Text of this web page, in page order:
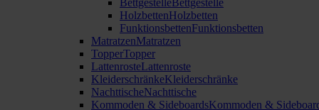
HolzbettenHolzbetten
FunktionsbettenFunktionsbetten
MatratzenMatratzen
TopperTopper
LattenrosteLattenroste
KleiderschränkeKleiderschränke
NachttischeNachttische
Kommoden & SideboardsKommoden &